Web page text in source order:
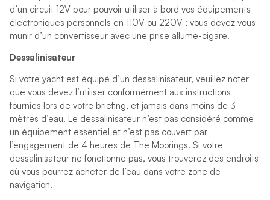
d’un circuit 12V pour pouvoir utiliser à bord vos équipements
électroniques personnels en 110V ou 220V ; vous devez vous
munir d’un convertisseur avec une prise allume-cigare.
Dessalinisateur
Si votre yacht est équipé d’un dessalinisateur, veuillez noter
que vous devez l’utiliser conformément aux instructions
fournies lors de votre briefing, et jamais dans moins de 3
mètres d’eau. Le dessalinisateur n’est pas considéré comme
un équipement essentiel et n’est pas couvert par
l’engagement de 4 heures de The Moorings. Si votre
dessalinisateur ne fonctionne pas, vous trouverez des endroits
où vous pourrez acheter de l’eau dans votre zone de
navigation.